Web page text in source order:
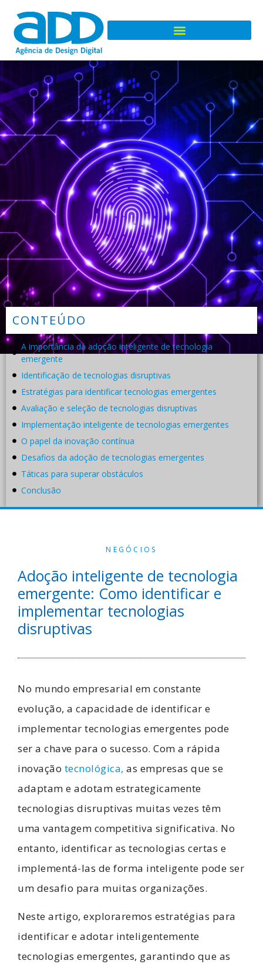
CONTEÚDO
A importância da adoção inteligente de tecnologia
emergente
Identificação de tecnologias disruptivas
Estratégias para identificar tecnologias emergentes
Avaliação e seleção de tecnologias disruptivas
Implementação inteligente de tecnologias emergentes
O papel da inovação contínua
Desafios da adoção de tecnologias emergentes
Táticas para superar obstáculos
Conclusão
NEGÓCIOS
Adoção inteligente de tecnologia
emergente: Como identificar e
implementar tecnologias
disruptivas
No mundo empresarial em constante
evolução, a capacidade de identificar e
implementar tecnologias emergentes pode
ser a chave para o sucesso. Com a rápida
inovação tecnológica, as empresas que se
adaptam e adotam estrategicamente
tecnologias disruptivas muitas vezes têm
uma vantagem competitiva significativa. No
entanto, identificar as tecnologias certas e
implementá-las de forma inteligente pode ser
um desafio para muitas organizações.
Neste artigo, exploraremos estratégias para
identificar e adotar inteligentemente
tecnologias emergentes, garantindo que as